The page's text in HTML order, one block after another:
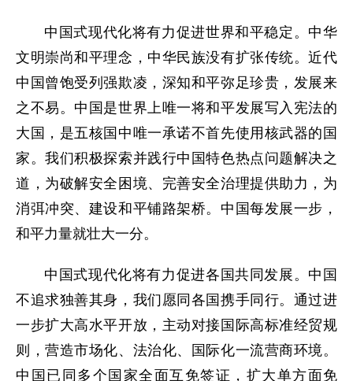
中国式现代化将有力促进世界和平稳定。中华
文明崇尚和平理念，中华民族没有扩张传统。近代
中国曾饱受列强欺凌，深知和平弥足珍贵，发展来
之不易。中国是世界上唯一将和平发展写入宪法的
大国，是五核国中唯一承诺不首先使用核武器的国
家。我们积极探索并践行中国特色热点问题解决之
道，为破解安全困境、完善安全治理提供助力，为
消弭冲突、建设和平铺路架桥。中国每发展一步，
和平力量就壮大一分。
中国式现代化将有力促进各国共同发展。中国
不追求独善其身，我们愿同各国携手同行。通过进
一步扩大高水平开放，主动对接国际高标准经贸规
则，营造市场化、法治化、国际化一流营商环境。
中国已同多个国家全面互免签证，扩大单方面免